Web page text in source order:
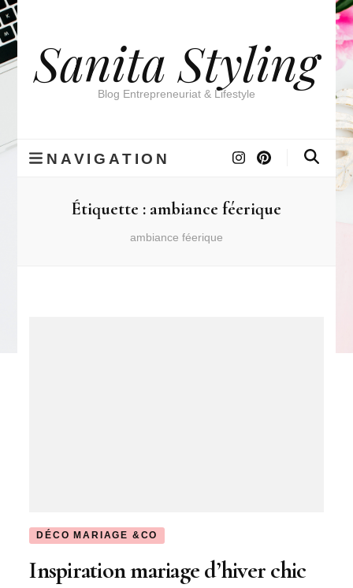
Sanita Styling
Blog Entrepreneuriat & Lifestyle
NAVIGATION
Étiquette : ambiance féerique
ambiance féerique
DÉCO MARIAGE &CO
Inspiration mariage d’hiver chic